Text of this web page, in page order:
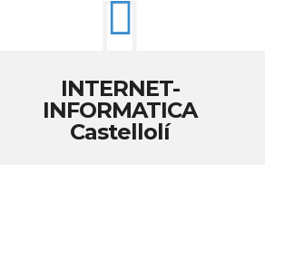
INTERNET-
INFORMATICA
Castellolí